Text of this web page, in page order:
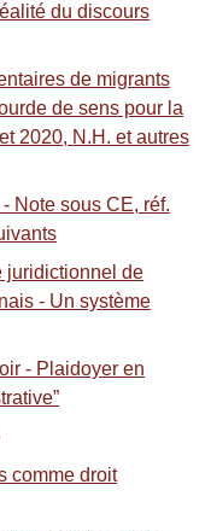
du discours
de migrants
de sens pour la
2020, N.H. et autres
Note sous CE, réf.
juridictionnel de
- Un système
- Plaidoyer en
comme droit